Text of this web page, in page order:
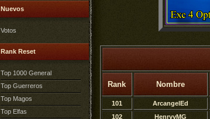
Nuevos
Votos
Rank Reset
Top 1000 General
Top Guerreros
Top Magos
Top Elfas
Rank Nombre
101 ArcangelEd
102
HenryyMG